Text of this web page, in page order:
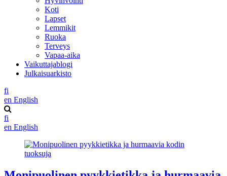
Koti
Lapset
Lemmikit
Ruoka
Terveys
Vapaa-aika
Vaikuttajablogi
Julkaisuarkisto
fi
en English
fi
en English